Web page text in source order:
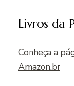
Livros da
Conheça a
Amazon.br